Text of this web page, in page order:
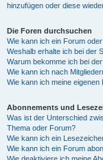
hinzufügen oder diese
Die Foren durchsuchen
Wie kann ich ein Forum
Weshalb erhalte ich bei der
Warum bekomme ich bei
Wie kann ich nach
Wie kann ich meine eigenen
Abonnements und
Was ist der Unterschied
Thema oder Forum?
Wie kann ich ein
Wie kann ich ein Forum